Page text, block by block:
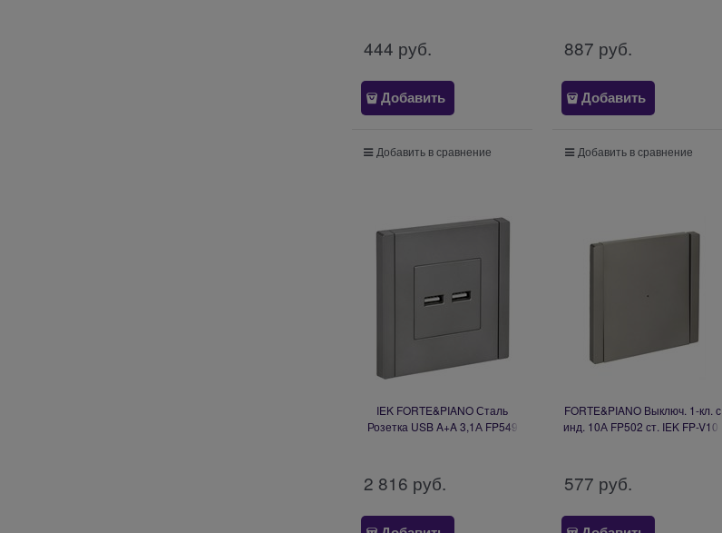
444 руб.
Добавить
Добавить в сравнение
887 руб.
Добавить
Добавить в сравнение
IEK FORTE&PIANO Сталь
Розетка USB A+A 3,1А FP549
2 816 руб.
FORTE&PIANO Выключ. 1-кл. с
инд. 10А FP502 ст. IEK FP-V10-
577 руб.